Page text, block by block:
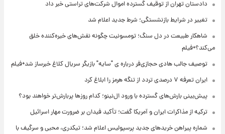
دادستان تهران از توقیف گسترده اموال شرکت‌های تراستی خبر داد
تغییر در شرایط بازنشستگی؛ شرط جدید اعلام شد
شاهکار طبیعت در دل سنگ؛ تومسونیت چگونه نقش‌های خیره‌کننده خلق
می‌کند؟+فیلم
توصیف جالب هادی حجازی‌فر درباره ی "سایه" بازیگر سریال کلاغ خبرساز شد+فیلم
ایران تعرفه ۷ درصدی تردد از تنگه هرمز را ابلاغ کرد
پیش‌بینی بارش‌های گسترده با ورود ال‌نینو؛ کدام روزها پربارش‌تر خواهند بود؟
ترکیه از مذاکرات ایران و آمریکا گفت؛ تأکید فیدان بر ضرورت مهار اسرائیل
شماره پیراهن خریدهای جدید پرسپولیس اعلام شد؛ تیکدری، محبی و سرگیف با